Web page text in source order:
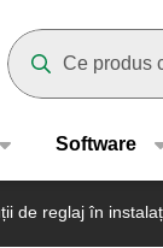
Software
de reglaj în